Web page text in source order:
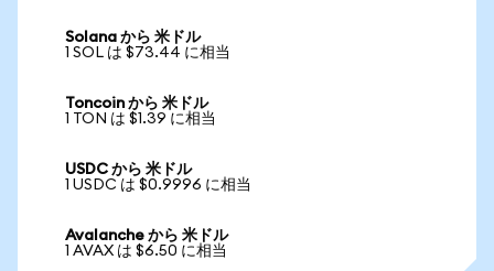
Solana から 米ドル
1 SOL は $73.44 に相当
Toncoin から 米ドル
1 TON は $1.39 に相当
USDC から 米ドル
1 USDC は $0.9996 に相当
Avalanche から 米ドル
1 AVAX は $6.50 に相当